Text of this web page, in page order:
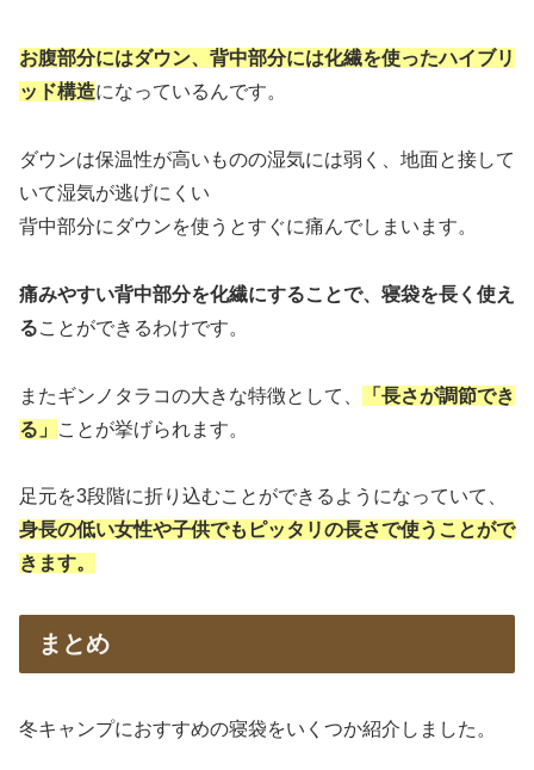
お腹部分にはダウン、背中部分には化繊を使ったハイブリ
ッド構造になっているんです。
ダウンは保温性が高いものの湿気には弱く、地面と接して
いて湿気が逃げにくい
背中部分にダウンを使うとすぐに痛んでしまいます。
痛みやすい背中部分を化繊にすることで、寝袋を長く使え
ることができるわけです。
またギンノタラコの大きな特徴として、
「長さが調節でき
る」
ことが挙げられます。
足元を3段階に折り込むことができるようになっていて、
身長の低い女性や子供でもピッタリの長さで使うことがで
きます。
まとめ
冬キャンプにおすすめの寝袋をいくつか紹介しました。